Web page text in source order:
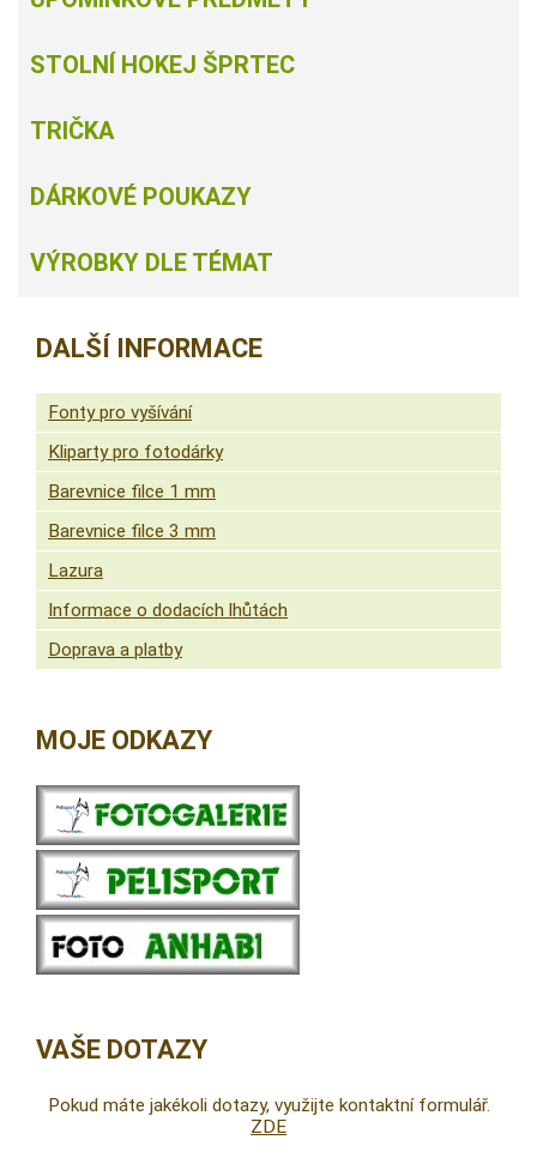
STOLNÍ HOKEJ ŠPRTEC
TRIČKA
DÁRKOVÉ POUKAZY
VÝROBKY DLE TÉMAT
DALŠÍ INFORMACE
Fonty pro vyšívání
Kliparty pro fotodárky
Barevnice filce 1 mm
Barevnice filce 3 mm
Lazura
Informace o dodacích lhůtách
Doprava a platby
MOJE ODKAZY
VAŠE DOTAZY
Pokud máte jakékoli dotazy, využijte kontaktní formulář.
ZDE